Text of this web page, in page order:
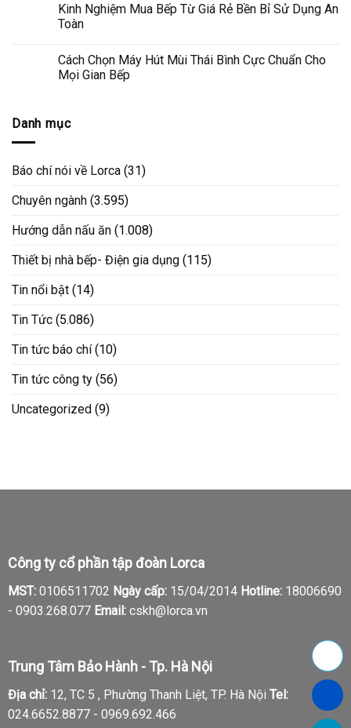
Kinh Nghiệm Mua Bếp Từ Giá Rẻ Bền Bỉ Sử Dụng An
Toàn
Cách Chọn Máy Hút Mùi Thái Bình Cực Chuẩn Cho
Mọi Gian Bếp
Danh mục
Báo chí nói về Lorca (31)
Chuyên ngành (3.595)
Hướng dẫn nấu ăn (1.008)
Thiết bị nhà bếp- Điện gia dụng (115)
Tin nổi bật (14)
Tin Tức (5.086)
Tin tức báo chí(10)
Tin tức công ty (56)
Uncategorized (9)
Công ty cổ phần tập đoàn Lorca
MST:0106511702 Ngày cấp:15/04/2014 Hotline:18006690
- 0903.268.077 Email:cskh@lorca.vn
Trung Tâm Bảo Hành - Tp. Hà Nội
Địa chỉ:12, TC 5 , Phường Thanh Liệt, TP. Hà Nội Tel:
024.6652.8877 - 0969.692.466